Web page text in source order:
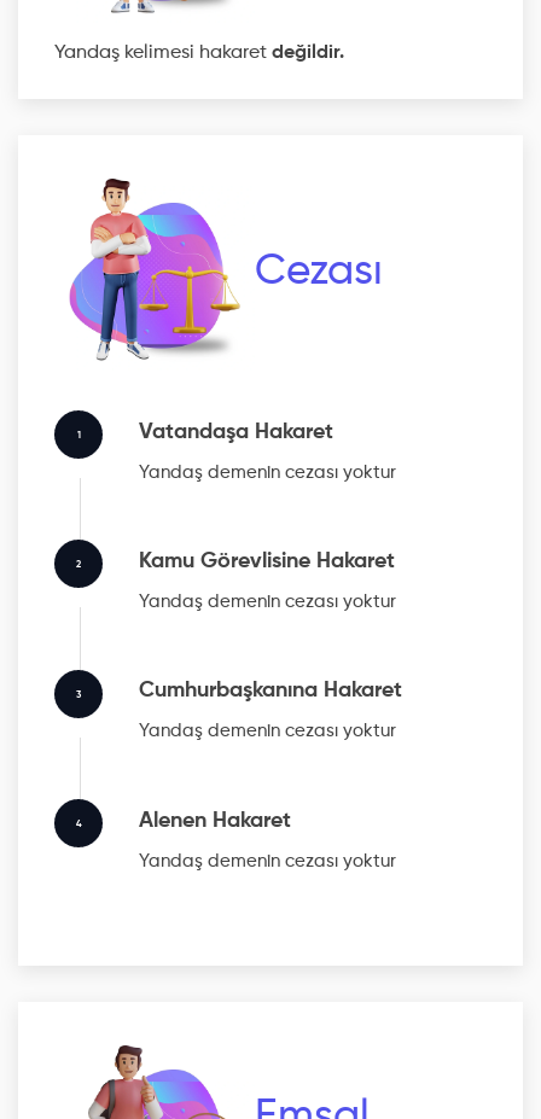
Yandaş kelimesi hakaret değildir.
Cezası
1 Vatandaşa Hakaret
Yandaş demenin cezası yoktur
2 Kamu Görevlisine Hakaret
Yandaş demenin cezası yoktur
3 Cumhurbaşkanına Hakaret
Yandaş demenin cezası yoktur
4 Alenen Hakaret
Yandaş demenin cezası yoktur